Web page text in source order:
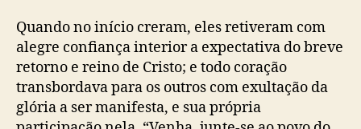
Quando no início creram, eles retiveram com
alegre confiança interior a expectativa do breve
retorno e reino de Cristo; e todo coração
transbordava para os outros com exultação da
glória a ser manifesta, e sua própria